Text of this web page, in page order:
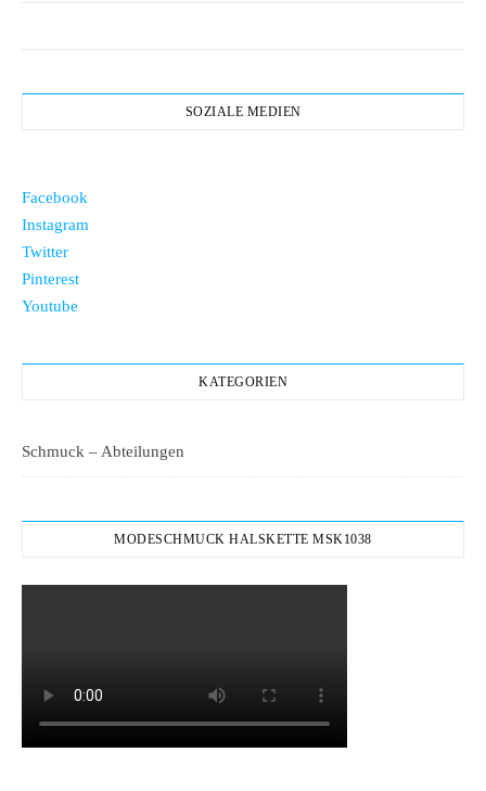
SOZIALE MEDIEN
Facebook
Instagram
Twitter
Pinterest
Youtube
KATEGORIEN
Schmuck – Abteilungen
MODESCHMUCK HALSKETTE MSK1038